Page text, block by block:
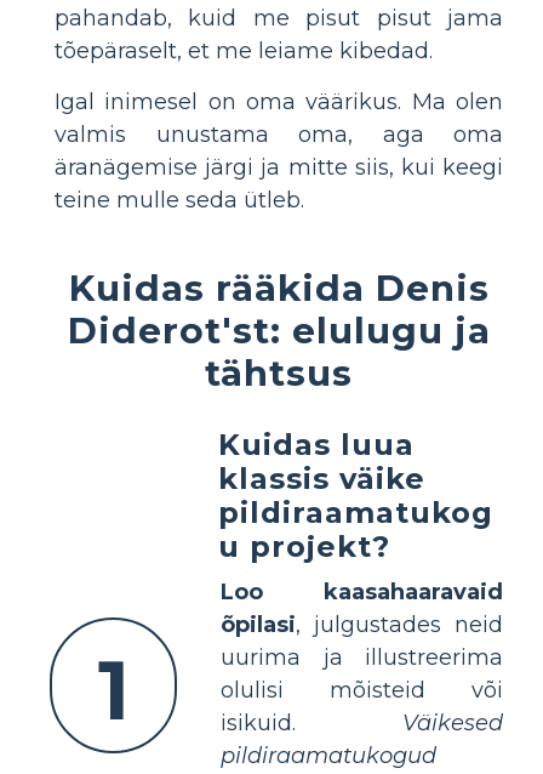
pahandab, kuid me pisut pisut jama
tõepäraselt, et me leiame kibedad.
Igal inimesel on oma väärikus. Ma olen
valmis unustama oma, aga oma
äranägemise järgi ja mitte siis, kui keegi
teine ​​mulle seda ütleb.
Kuidas rääkida Denis
Diderot'st: elulugu ja
tähtsus
1
Kuidas luua
klassis väike
pildiraamatukog
u projekt?
Loo kaasahaaravaid
õpilasi, julgustades neid
uurima ja illustreerima
olulisi mõisteid või
isikuid. Väikesed
pildiraamatukogud